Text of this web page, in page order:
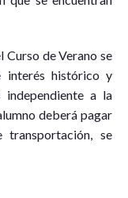
Curso de Verano se
interés histórico y
a la
deberá pagar
se